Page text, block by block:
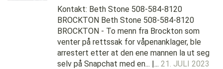
Kontakt: Beth Stone 508-584-8120
BROCKTON Beth Stone 508-584-8120
BROCKTON - To menn fra Brockton som
venter på rettssak for våpenanklager, ble
arrestert etter at den ene mannen la ut seg
selv på Snapchat med en... |... 21. JULI 2023